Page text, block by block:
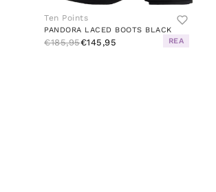
Ten Points
PANDORA LACED BOOTS BLACK
€185,95€145,95 REA